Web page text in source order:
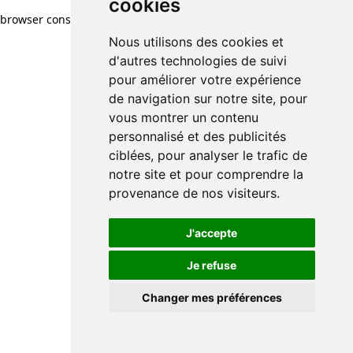
cookies
Nous utilisons des cookies et
d'autres technologies de suivi
pour améliorer votre expérience
de navigation sur notre site, pour
vous montrer un contenu
personnalisé et des publicités
ciblées, pour analyser le trafic de
notre site et pour comprendre la
provenance de nos visiteurs.
J'accepte
Je refuse
Changer mes préférences
browser console for more information)